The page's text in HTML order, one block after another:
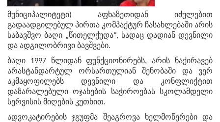
მუნიციპალიტეტი) აფხაზეთიდან იძულებით
გადაადგილებულ პირთა კომპაქტურ ჩასახლებაში არის
საბავშვო ბაღი „წითელქუდა“, სადაც დადიან დევნილი
და ადგილობრივი ბავშვები.
ბაღი 1997 წლიდან ფუნქციონირებს, არის ნაქირავებ
არასტანდარტულ ორსართულიან შენობაში და ვერ
აკმაყოფილებს დევნილი და კონფლიქტით
დაზარალებული ოჯახების საჭიროებას სკოლამდელი
სერვისის მიღების კუთხით.
ადვოკატირების ჯგუფმა შეაგროვა ხელმოწერები და